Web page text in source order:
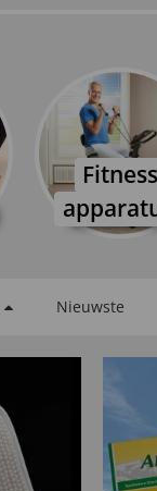
Nieuwste